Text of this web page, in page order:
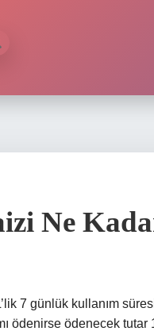
Ne
7 günlük kullanım
ödenirse ödenecek tutar